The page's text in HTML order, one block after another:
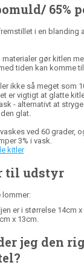
65%
i en blanding
gør kitlen
tiden kan komme
ikke så meget som
er vigtigt at glatte
- alternativt at
glat.
ved 60 grader,
3% i vask.
kitler
til udstyr
lommer:
er i størrelse 14cm x
x 13cm.
jeg den